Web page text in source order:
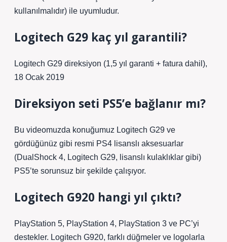
kullanılmalıdır) ile uyumludur.
Logitech G29 kaç yıl garantili?
Logitech G29 direksiyon (1,5 yıl garanti + fatura dahil),
18 Ocak 2019
Direksiyon seti PS5’e bağlanır mı?
Bu videomuzda konuğumuz Logitech G29 ve
gördüğünüz gibi resmi PS4 lisanslı aksesuarlar
(DualShock 4, Logitech G29, lisanslı kulaklıklar gibi)
PS5’te sorunsuz bir şekilde çalışıyor.
Logitech G920 hangi yıl çıktı?
PlayStation 5, PlayStation 4, PlayStation 3 ve PC’yi
destekler. Logitech G920, farklı düğmeler ve logolarla